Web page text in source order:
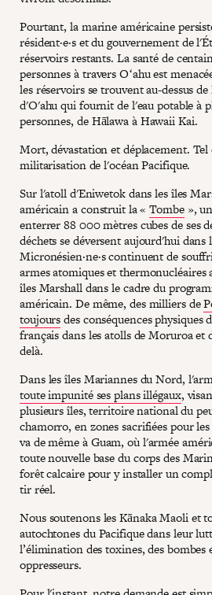
Pourtant, la marine américaine
résident·e·s et du gouvernement de
réservoirs restants. La santé de
personnes à travers Oʻahu est
les réservoirs se trouvent au-dessus
d'O'ahu qui fournit de l'eau potable à
personnes, de Hālawa à Hawaii Kai.
Mort, dévastation et déplacement. Tel
militarisation de l'océan Pacifique.
Sur l'atoll d'Eniwetok dans les îles
américain a construit la «Tombe»,
enterrer 88 000 mètres cubes de ses
déchets se déversent aujourd'hui
Micronésien·ne·s continuent de
armes atomiques et thermonucléaires
îles Marshall dans le cadre du
américain. De même, des milliers de
toujoursdes conséquences physiques
français dans les atolls de Moruroa et
delà.
Dans les îles Mariannes du Nord,
toute impunité ses plans illégaux,
plusieurs îles, territoire national du
chamorro, en zones sacrifiées pour
va de même à Guam, où l'armée
toute nouvelle base du corps des
forêt calcaire pour y installer un
tir réel.
Nous soutenons les Kānaka Maoli et
autochtones du Pacifique dans leur
l’élimination des toxines, des bombes
oppresseurs.